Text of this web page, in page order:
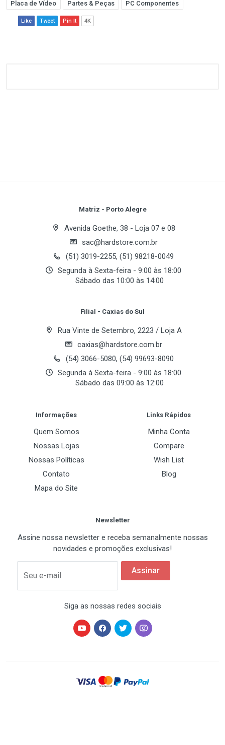
Placa de Vídeo Partes & Peças PC Componentes
Like Tweet Pin It 4K
Your Name
Email Address
Matriz - Porto Alegre
Avenida Goethe, 38 - Loja 07 e 08
sac@hardstore.com.br
(51) 3019-2255, (51) 98218-0049
Segunda à Sexta-feira - 9:00 às 18:00
Sábado das 10:00 às 14:00
Filial - Caxias do Sul
Rua Vinte de Setembro, 2223 / Loja A
caxias@hardstore.com.br
(54) 3066-5080, (54) 99693-8090
Segunda à Sexta-feira - 9:00 às 18:00
Sábado das 09:00 às 12:00
Informações
Quem Somos
Nossas Lojas
Nossas Políticas
Contato
Mapa do Site
Links Rápidos
Minha Conta
Compare
Wish List
Blog
Newsletter
Assine nossa newsletter e receba semanalmente nossas
novidades e promoções exclusivas!
Seu e-mail
Assinar
Siga as nossas redes sociais